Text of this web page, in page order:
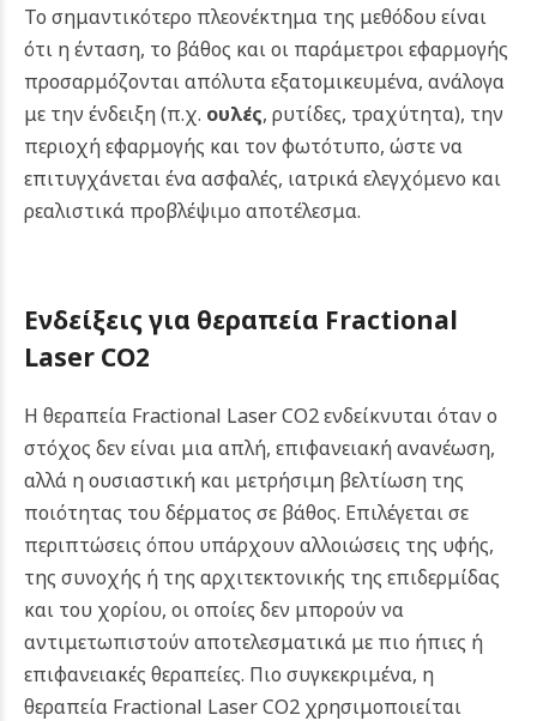
Το σημαντικότερο πλεονέκτημα της μεθόδου είναι
ότι η ένταση, το βάθος και οι παράμετροι εφαρμογής
προσαρμόζονται απόλυτα εξατομικευμένα, ανάλογα
με την ένδειξη (π.χ. ουλές, ρυτίδες, τραχύτητα), την
περιοχή εφαρμογής και τον φωτότυπο, ώστε να
επιτυγχάνεται ένα ασφαλές, ιατρικά ελεγχόμενο και
ρεαλιστικά προβλέψιμο αποτέλεσμα.
Ενδείξεις για θεραπεία Fractional
Laser CO2
Η θεραπεία Fractional Laser CO2 ενδείκνυται όταν ο
στόχος δεν είναι μια απλή, επιφανειακή ανανέωση,
αλλά η ουσιαστική και μετρήσιμη βελτίωση της
ποιότητας του δέρματος σε βάθος. Επιλέγεται σε
περιπτώσεις όπου υπάρχουν αλλοιώσεις της υφής,
της συνοχής ή της αρχιτεκτονικής της επιδερμίδας
και του χορίου, οι οποίες δεν μπορούν να
αντιμετωπιστούν αποτελεσματικά με πιο ήπιες ή
επιφανειακές θεραπείες. Πιο συγκεκριμένα, η
θεραπεία Fractional Laser CO2 χρησιμοποιείται